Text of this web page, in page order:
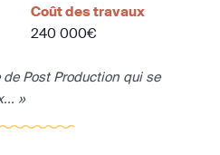
Coût des travaux
240 000€
Post Production qui se
»